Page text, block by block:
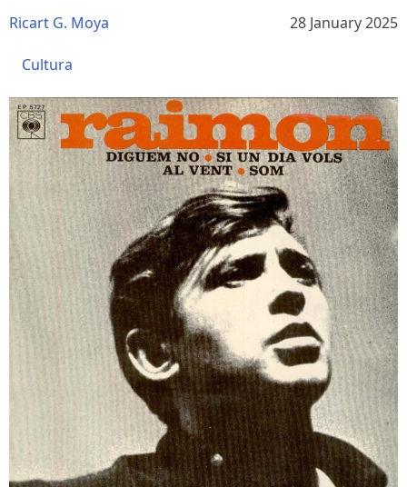
Ricart G. Moya 28 January 2025
Cultura